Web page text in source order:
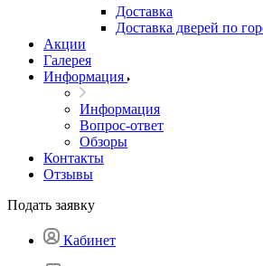
Доставка
Доставка дверей по
Акции
Галерея
Информация
Информация
Вопрос-ответ
Обзоры
Контакты
Отзывы
Подать заявку
Кабинет